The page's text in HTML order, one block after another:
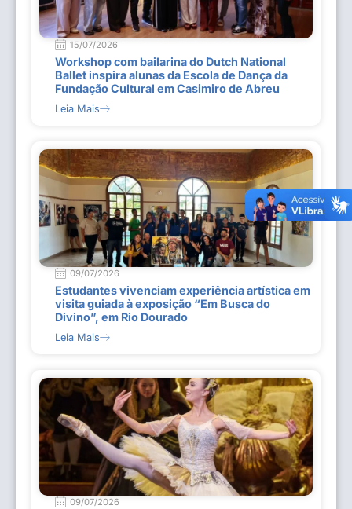
15/07/2026
Workshop com bailarina do Dutch National
Ballet inspira alunas da Escola de Dança da
Fundação Cultural em Casimiro de Abreu
Leia Mais
09/07/2026
Estudantes vivenciam experiência artística em
visita guiada à exposição “Em Busca do
Divino”, em Rio Dourado
Leia Mais
09/07/2026